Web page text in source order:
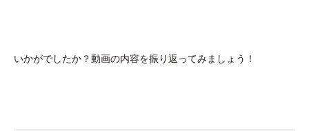
いかがでしたか？動画の内容を振り返ってみましょう！